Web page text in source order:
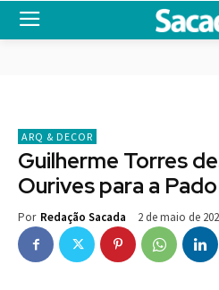
ARQ & DECOR
Guilherme Torres
Ourives para a Pado
Por Redação Sacada 2 de maio de